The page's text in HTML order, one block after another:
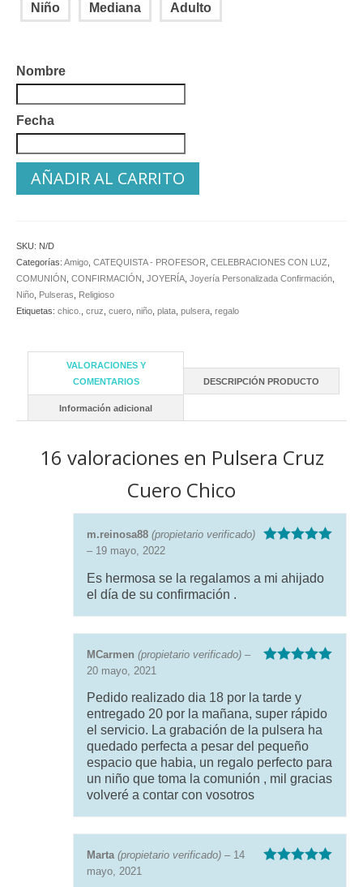
Niño Mediana Adulto
Nombre
Fecha
AÑADIR AL CARRITO
SKU: N/D
Categorías: Amigo CATEQUISTA - PROFESOR CELEBRACIONES CON LUZ
COMUNIÓN CONFIRMACIÓN JOYERÍA Joyería Personalizada Confirmación
Niño Pulseras
Religioso
Etiquetas: chico. cruz cuero niño plata pulsera regalo
VALORACIONES Y
COMENTARIOS
DESCRIPCIÓN PRODUCTO
Información adicional
16 valoraciones en Pulsera Cruz
Cuero Chico
m.reinosa88 (propietario verificado)
– 19 mayo, 2022
Es hermosa se la regalamos a mi ahijado
el día de su confirmación .
MCarmen (propietario verificado) –
20 mayo, 2021
Pedido realizado dia 18 por la tarde y
entregado 20 por la mañana, super rápido
el servicio. La grabación de la pulsera ha
quedado perfecta a pesar del pequeño
espacio que habia, un regalo perfecto para
un niño que toma la comunión , mil gracias
volveré a contar con vosotros
Marta (propietario verificado) – 14
mayo, 2021